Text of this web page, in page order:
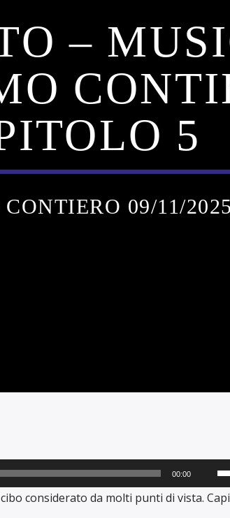
–
5
09/11/2025
00:00
i
considerato da molti punti di vista.